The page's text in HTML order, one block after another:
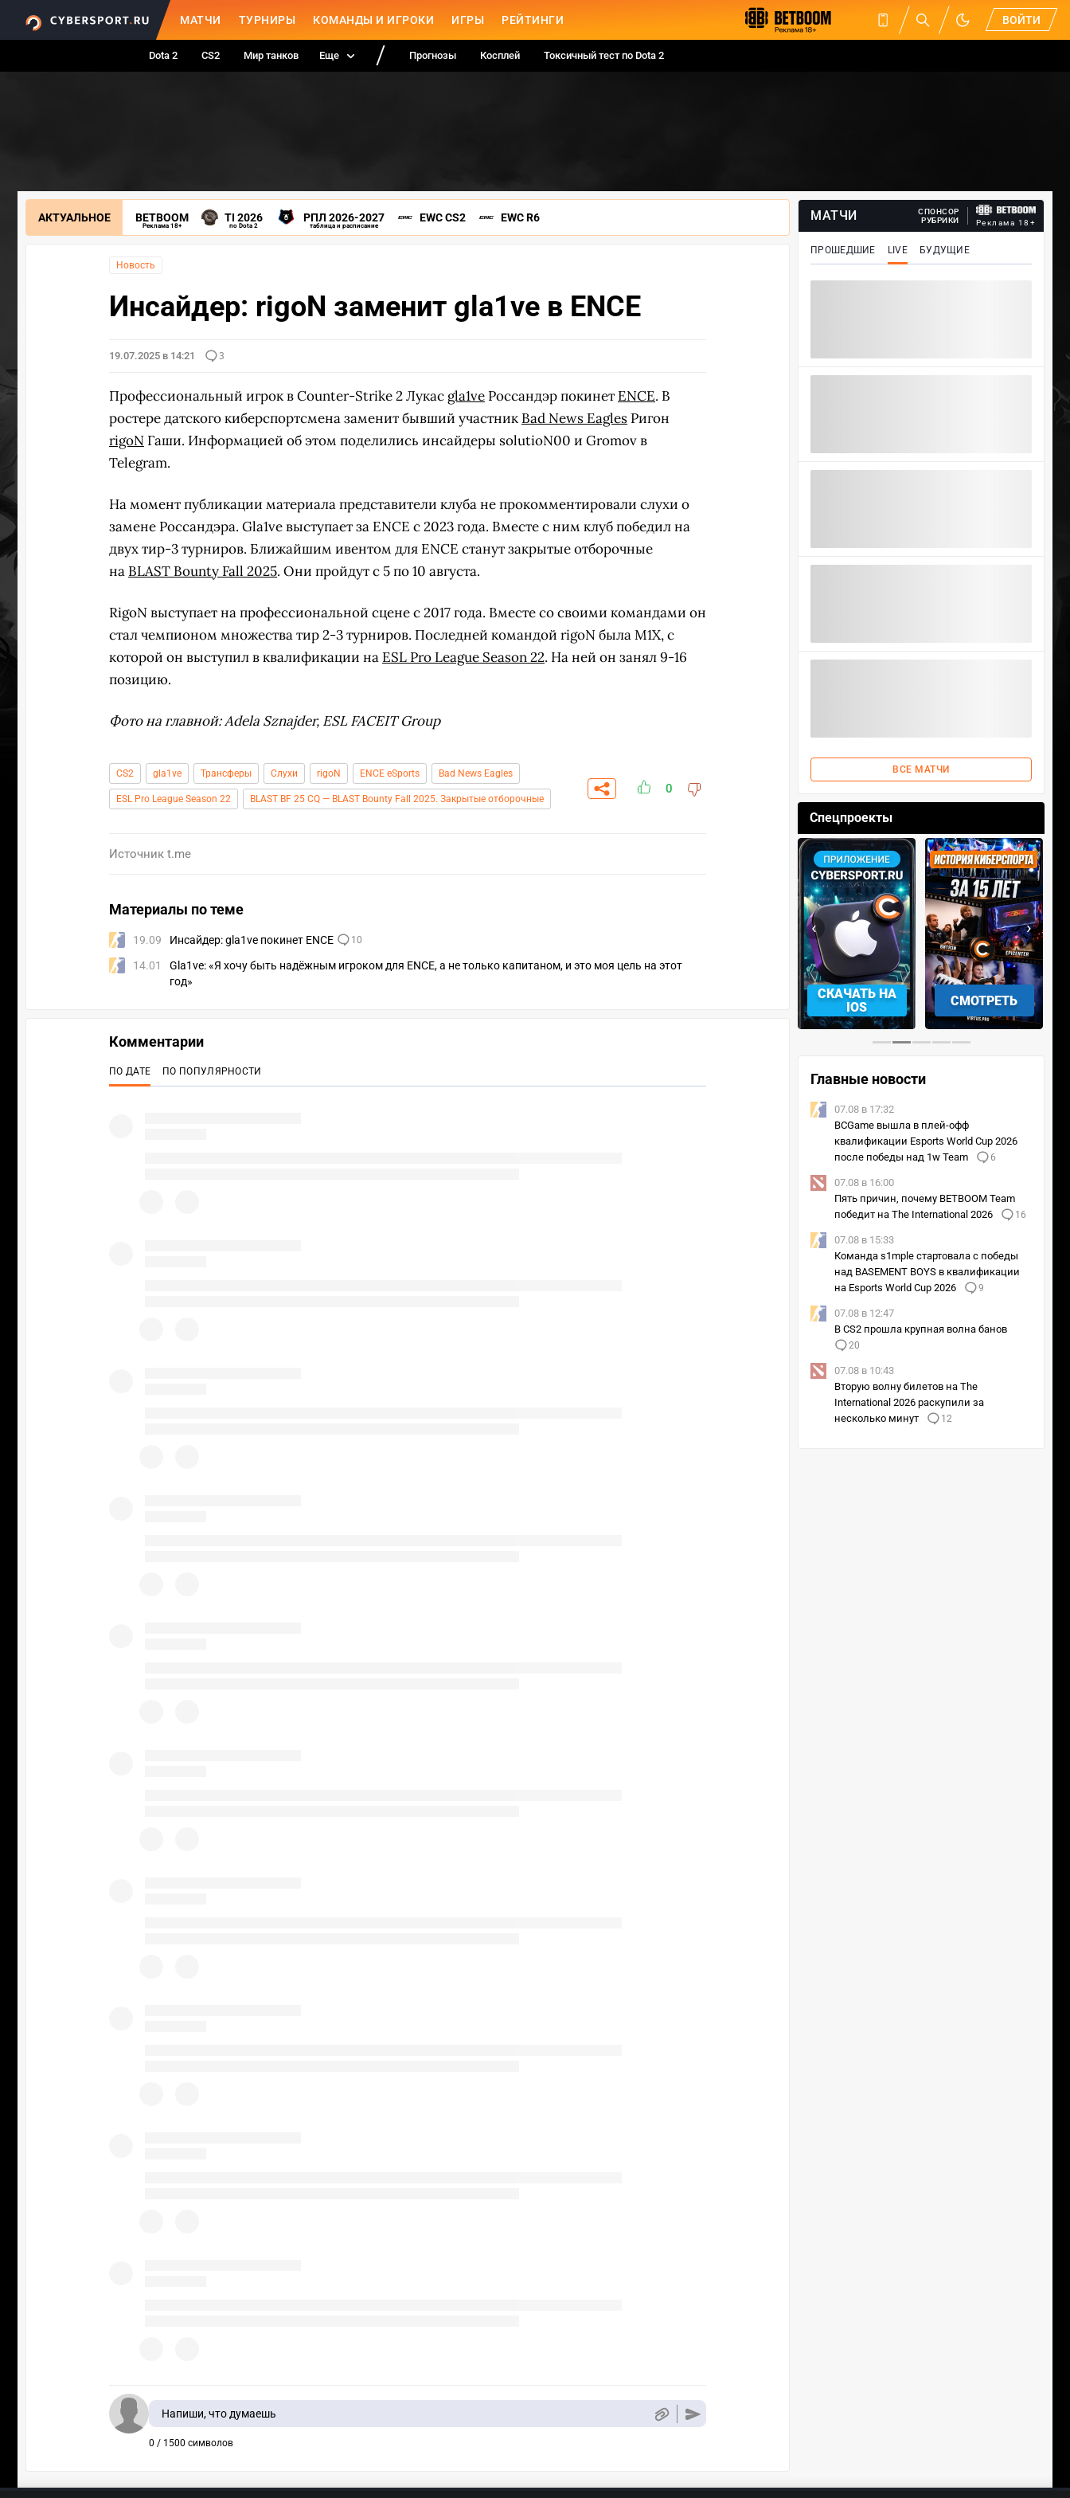
МАТЧИ ТУРНИРЫ КОМАНДЫ И ИГРОКИ ИГРЫ РЕЙТИНГИ ВОЙТИ
Dota 2 CS2 Мир танков Еще Прогнозы Косплей Токсичный тест по Dota 2
АКТУАЛЬНОЕ BETBOOM
Реклама 18+
TI 2026
по Dota 2
РПЛ 2026-2027
таблица и расписание
EWC CS2 EWC R6
Новость
Инсайдер: rigoN заменит gla1ve в ENCE
19.07.2025 в 14:21 3
Профессиональный игрок в Counter-Strike 2 Лукас gla1ve Россандэр покинет ENCE. В
ростере датского киберспортсмена заменит бывший участник Bad News Eagles Ригон
rigoN Гаши. Информацией об этом поделились инсайдеры solutioN00 и Gromov в
Telegram.
На момент публикации материала представители клуба не прокомментировали слухи о
замене Россандэра. Gla1ve выступает за ENCE с 2023 года. Вместе с ним клуб победил на
двух тир-3 турниров. Ближайшим ивентом для ENCE станут закрытые отборочные
на BLAST Bounty Fall 2025. Они пройдут с 5 по 10 августа.
RigoN выступает на профессиональной сцене с 2017 года. Вместе со своими командами он
стал чемпионом множества тир 2-3 турниров. Последней командой rigoN была M1X, с
которой он выступил в квалификации на ESL Pro League Season 22. На ней он занял 9-16
позицию.
Фото на главной: Adela Sznajder, ESL FACEIT Group
CS2 gla1ve Трансферы Слухи rigoN ENCE eSports Bad News Eagles
ESL Pro League Season 22 BLAST BF 25 CQ — BLAST Bounty Fall 2025. Закрытые отборочные
0
Источник t.me
Материалы по теме
19.09 Инсайдер: gla1ve покинет ENCE 10
14.01
Gla1ve: «Я хочу быть надёжным игроком для ENCE, а не только капитаном, и это моя цель на этот
год»
МАТЧИ
СПОНСОР
РУБРИКИ
Реклама 18+
ПРОШЕДШИЕ LIVE БУДУЩИЕ
ВСЕ МАТЧИ
Спецпроекты
СМОТРЕТЬ УЧАСТВОВАТЬ
‹ ›
Главные новости
07.08 в 17:32
BCGame вышла в плей-офф
квалификации Esports World Cup 2026
после победы над 1w Team
6
07.08 в 16:00
Пять причин, почему BETBOOM Team
победит на The International 2026
16
07.08 в 15:33
Команда s1mple стартовала с победы
над BASEMENT BOYS в квалификации
на Esports World Cup 2026
9
07.08 в 12:47
В CS2 прошла крупная волна банов
20
07.08 в 10:43
Вторую волну билетов на The
International 2026 раскупили за
несколько минут
12
Комментарии
ПО ДАТЕ ПО ПОПУЛЯРНОСТИ
Напиши, что думаешь
0 / 1500 символов